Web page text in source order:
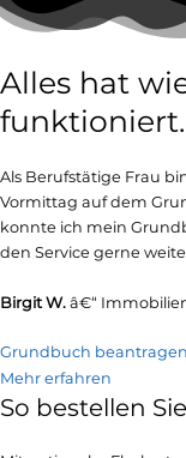
Alles hat
funktioniert.
Als Berufstätige Frau
Vormittag auf dem
konnte ich mein
den Service gerne
Birgit W. â€“
Grundbuch beantragen
Mehr erfahren
So bestellen